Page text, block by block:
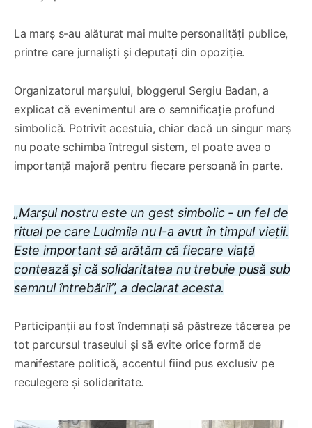
La marș s-au alăturat mai multe personalități publice,
printre care jurnaliști și deputați din opoziție.
Organizatorul marșului, bloggerul Sergiu Badan, a
explicat că evenimentul are o semnificație profund
simbolică. Potrivit acestuia, chiar dacă un singur marș
nu poate schimba întregul sistem, el poate avea o
importanță majoră pentru fiecare persoană în parte.
„Marșul nostru este un gest simbolic - un fel de
ritual pe care Ludmila nu l-a avut în timpul vieții.
Este important să arătăm că fiecare viață
contează și că solidaritatea nu trebuie pusă sub
semnul întrebării”, a declarat acesta.
Participanții au fost îndemnați să păstreze tăcerea pe
tot parcursul traseului și să evite orice formă de
manifestare politică, accentul fiind pus exclusiv pe
reculegere și solidaritate.